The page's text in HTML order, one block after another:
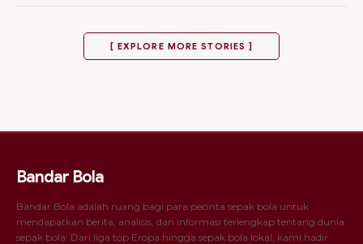
[ EXPLORE MORE STORIES ]
Bandar Bola
Bandar Bola adalah ruang bagi para pecinta sepak bola untuk
mendapatkan berita, analisis, dan informasi terlengkap tentang dunia
sepak bola. Dari liga top Eropa hingga sepak bola lokal, kami hadir